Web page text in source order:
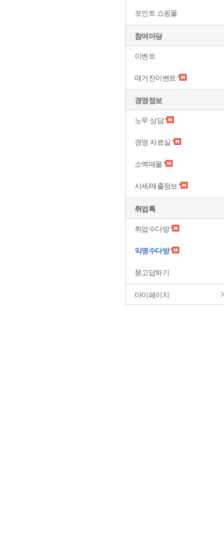
포인트 쇼핑몰
참여마당
이벤트
매거진이벤트
경영정보
노무 상담
경영 자료실
소액매물
시세/매출정보
취업톡
취업수다방
익명수다방
묻고답하기
마이페이지